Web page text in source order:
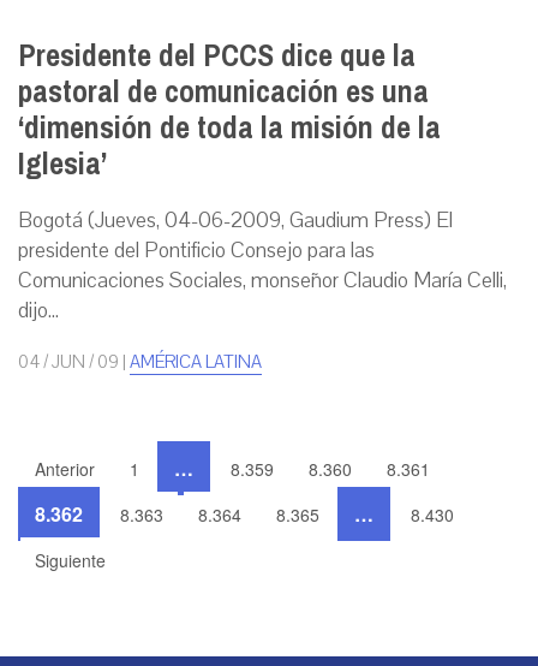
Presidente del PCCS dice que la
pastoral de comunicación es una
‘dimensión de toda la misión de la
Iglesia’
Bogotá (Jueves, 04-06-2009, Gaudium Press) El
presidente del Pontificio Consejo para las
Comunicaciones Sociales, monseñor Claudio María Celli,
dijo...
04 / JUN / 09 | AMÉRICA LATINA
Anterior 1 … 8.359 8.360 8.361
8.362 8.363 8.364 8.365 …
8.430
Siguiente